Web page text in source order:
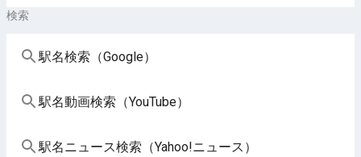
検索
駅名検索（Google）
駅名動画検索（YouTube）
駅名ニュース検索（Yahoo!ニュース）